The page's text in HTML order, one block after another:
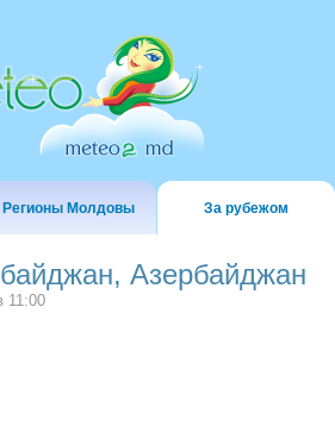
Регионы Молдовы За рубежом
Азербайджан
11:00